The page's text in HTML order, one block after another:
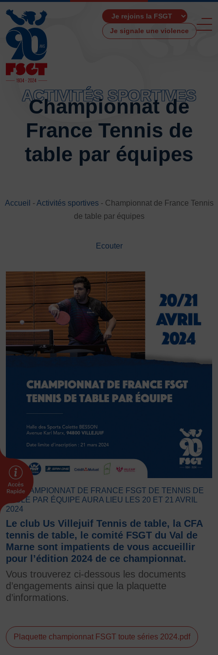
Je signale une violence
LA FSGT
Présentation
Histoire
Les Boutiques F.S.G.T
Ressources média
Championnat de France FSGT
Jeunesses
Santé
Seniors
Entreprises
Pratiques partagées
Écologie
Sport avec les exilés
Signalement violences sexistes et sexuelles
Protéger les pratiquant.es
Agir contre le dopage et les conduites dopantes
Préserver le pacte républicain
FORMATION
Livret de l’animateur·trice
Brevet Fédéral
BAFA
Responsable associatif.ve FSGT
Formateur.trice.s
ORGANISME DE FORMATION
Certificat de qualification professionnelle ALS
Certificat de qualification professionnelle
TSARE
Coopération et solidarité internationales
ACTIVITÉS SPORTIVES
Championnat de
France Tennis de
table par équipes
Accueil -Activités sportives- Championnat de France Tennis
de table par équipes
Ecouter
LE CHAMPIONNAT DE FRANCE FSGT DE TENNIS DE
TABLE PAR ÉQUIPE AURA LIEU LES 20 ET 21 AVRIL
2024
Le club Us Villejuif Tennis de table, la CFA
tennis de table, le comité FSGT du Val de
Marne sont impatients de vous accueillir
pour l’édition 2024 de ce championnat.
Vous trouverez ci-dessous les documents
d’engagements ainsi que la plaquette
d’informations.
Plaquette championnat FSGT toute séries 2024.pdf
Thème